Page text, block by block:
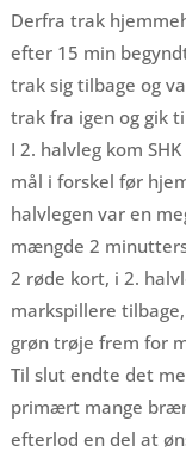
Derfra trak
efter 15 min
trak sig tilbage og
trak fra igen og gik
I 2. halvleg kom
mål i forskel før
halvlegen var en
mængde 2
2 røde kort, i 2.
markspillere
grøn trøje frem for
Til slut endte det
primært mange
efterlod en del at